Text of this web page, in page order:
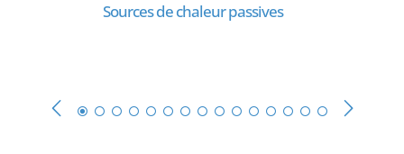
Sources de chaleur passives